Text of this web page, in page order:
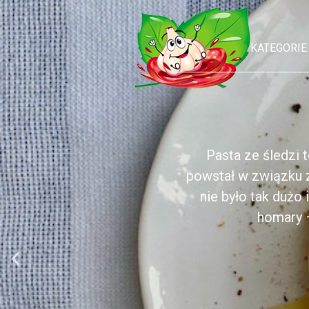
KATEGORIE
Pasta ze śledzi
powstał w związku
nie było tak dużo
homary